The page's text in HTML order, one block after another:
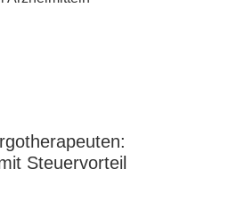
Steuervorteil